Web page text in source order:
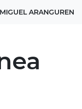
MIGUEL ARANGUREN